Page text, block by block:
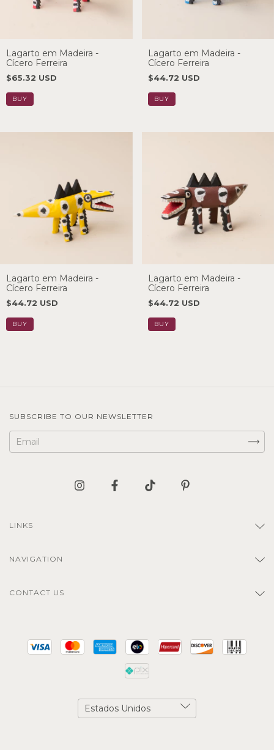
Lagarto em Madeira -
Cícero Ferreira
$65.32 USD
Lagarto em Madeira -
Cícero Ferreira
$44.72 USD
Lagarto em Madeira -
Cícero Ferreira
$44.72 USD
Lagarto em Madeira -
Cícero Ferreira
$44.72 USD
SUBSCRIBE TO OUR NEWSLETTER
LINKS
NAVIGATION
CONTACT US